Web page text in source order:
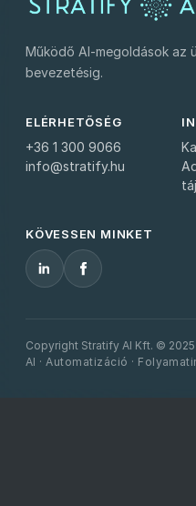
Működő AI-megoldások az
bevezetésig.
ELÉRHETŐSÉG
+36 1 300 9066
info@stratify.hu
KÖVESSEN MINKET
Copyright Stratify AI Kft. © 2025
AI · Automatizáció ·